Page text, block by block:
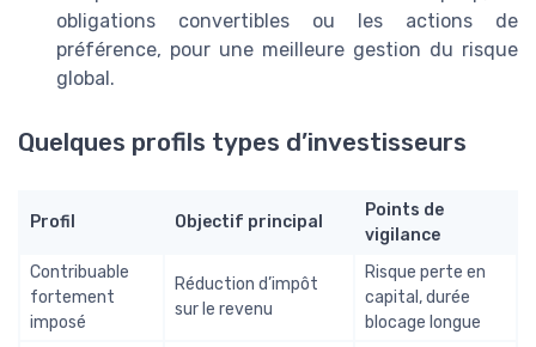
obligations convertibles ou les actions de
préférence, pour une meilleure gestion du risque
global.
Quelques profils types d’investisseurs
Profil Objectif principal
Points de
vigilance
Contribuable
fortement
imposé
Réduction d’impôt
sur le revenu
Risque perte en
capital, durée
blocage longue